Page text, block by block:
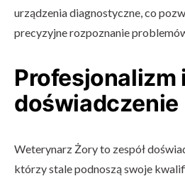
urządzenia diagnostyczne, co
precyzyjne rozpoznanie
Profesjonalizm i
doświadczenie
Weterynarz Żory to zespół
którzy stale podnoszą swoje